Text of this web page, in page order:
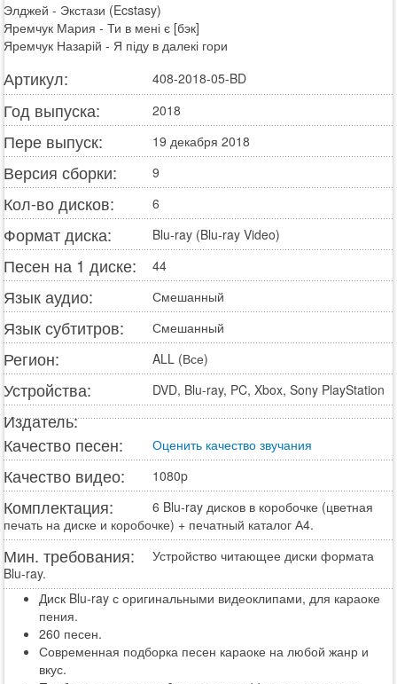
Элджей - Экстази (Ecstasy)
Яремчук Мария - Ти в мені є [бэк]
Яремчук Назарій - Я піду в далекі гори
Артикул: 408-2018-05-BD
Год выпуска: 2018
Пере выпуск: 19 декабря 2018
Версия сборки: 9
Кол-во дисков: 6
Формат диска: Blu-ray (Blu-ray Video)
Песен на 1 диске: 44
Язык аудио: Смешанный
Язык субтитров: Смешанный
Регион: ALL (Все)
Устройства: DVD, Blu-ray, PC, Xbox, Sony PlayStation
Издатель:
Качество песен:
Оценить качество звучания
Качество видео: 1080p
Комплектация:
6 Blu-ray дисков в коробочке (цветная
печать на диске и коробочке) + печатный каталог А4.
Мин. требования:
Устройство читающее диски формата
Blu-ray.
Диск Blu-ray с оригинальными видеоклипами, для караоке
пения.
260 песен.
Современная подборка песен караоке на любой жанр и
вкус.